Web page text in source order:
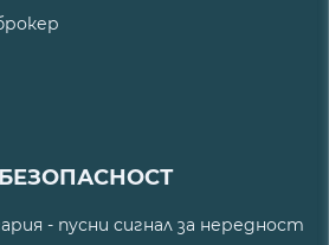
- пусни сигнал за нередност